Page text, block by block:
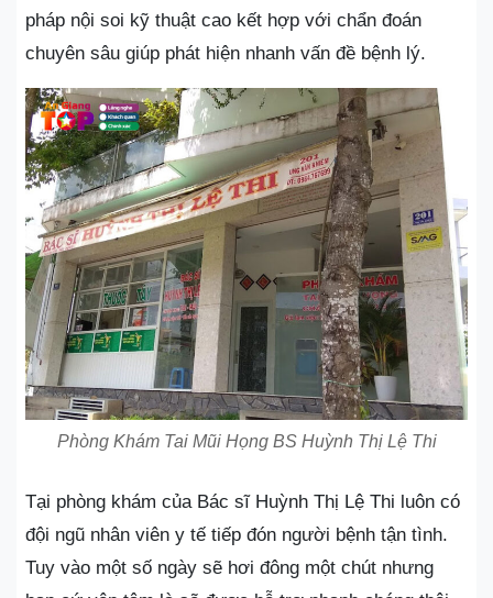
pháp nội soi kỹ thuật cao kết hợp với chẩn đoán
chuyên sâu giúp phát hiện nhanh vấn đề bệnh lý.
Phòng Khám Tai Mũi Họng BS Huỳnh Thị Lệ Thi
Tại phòng khám của Bác sĩ Huỳnh Thị Lệ Thi luôn có
đội ngũ nhân viên y tế tiếp đón người bệnh tận tình.
Tuy vào một số ngày sẽ hơi đông một chút nhưng